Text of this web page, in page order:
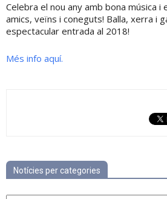
Celebra el nou any amb bona música
amics, veïns i coneguts! Balla, xerra i
espectacular entrada al 2018!
Més info aquí.
Notícies per categories
Notícies